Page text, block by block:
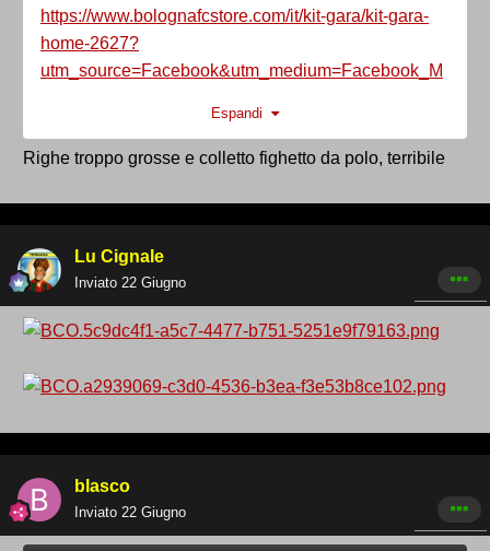
https://www.bolognafcstore.com/it/kit-gara/kit-gara-
home-2627?
utm_source=Facebook&utm_medium=Facebook_M
utm_content=MAGLIA+HOME&utm_term=HOME+KI
T+2026%2F27+-
kaWQBqzUeeLedwnNydGMGYXBwX2lkCjY2Mjg1
8aA4X6FF6Mh7wxXjpcNbqqFyZhvKryXA_aem_Qk
zD61A6y89ci1kjggiTnQ&utm_id=120230600346670
Espandi
Righe troppo grosse e colletto fighetto da polo, terribile
Lu Cignale
Inviato 22 Giugno
blasco
Inviato 22 Giugno